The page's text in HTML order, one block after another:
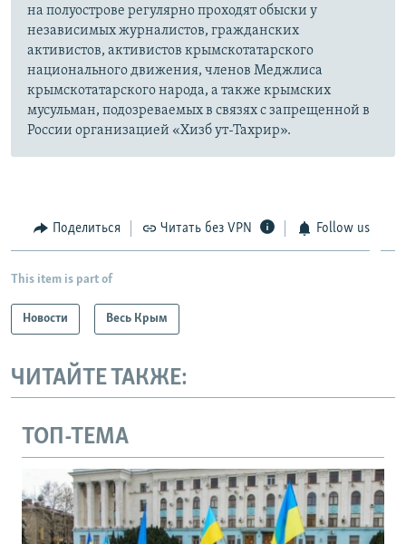
на полуострове регулярно проходят обыски у
независимых журналистов, гражданских
активистов, активистов крымскотатарского
национального движения, членов Меджлиса
крымскотатарского народа, а также крымских
мусульман, подозреваемых в связях с запрещенной в
России организацией «Хизб ут-Тахрир».
Поделиться Читать без VPN Follow us
This item is part of
Новости Весь Крым
ЧИТАЙТЕ ТАКЖЕ:
ТОП-ТЕМА